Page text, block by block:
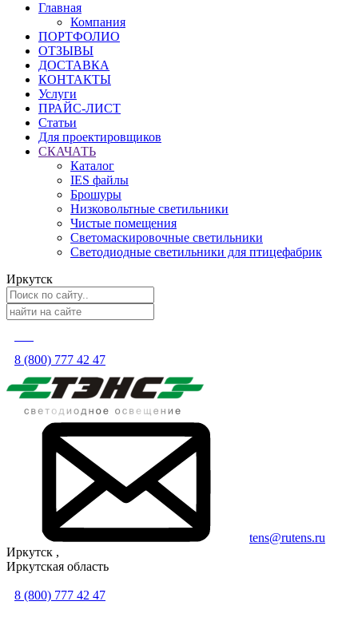
Главная
Компания
ПОРТФОЛИО
ОТЗЫВЫ
ДОСТАВКА
КОНТАКТЫ
Услуги
ПРАЙС-ЛИСТ
Статьи
Для проектировщиков
СКАЧАТЬ
Каталог
IES файлы
Брошуры
Низковольтные светильники
Чистые помещения
Светомаскировочные светильники
Светодиодные светильники для птицефабрик
Иркутск
8 (800) 777 42 47
tens@rutens.ru
Иркутск ,
Иркутская область
8 (800) 777 42 47